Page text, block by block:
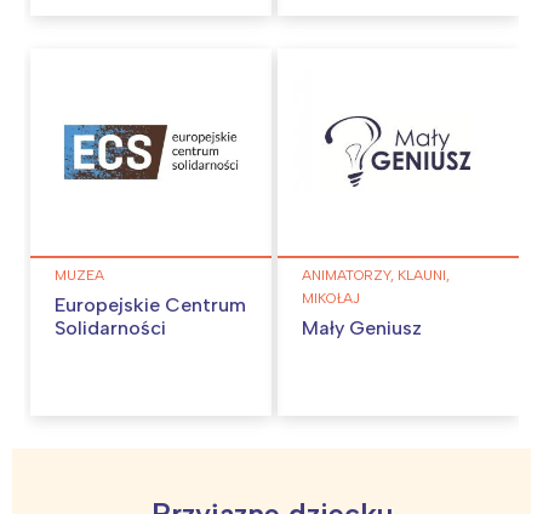
MUZEA
Europejskie Centrum
Solidarności
ANIMATORZY, KLAUNI,
MIKOŁAJ
Mały Geniusz